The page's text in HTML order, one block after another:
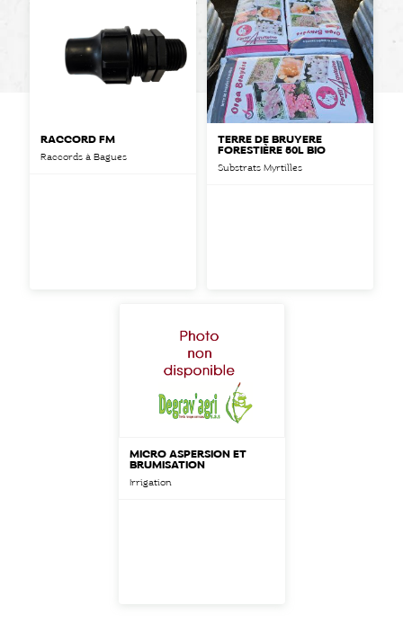
RACCORD FM
Raccords à Bagues
TERRE DE BRUYÈRE
FORESTIÈRE 50L BIO
Substrats Myrtilles
MICRO ASPERSION ET
BRUMISATION
Irrigation